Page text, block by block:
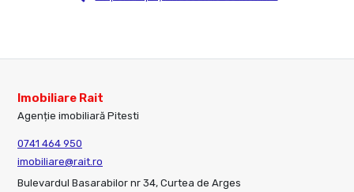
Imobiliare Rait
Agenție imobiliară Pitesti
0741 464 950
imobiliare@rait.ro
Bulevardul Basarabilor nr 34, Curtea de Arges